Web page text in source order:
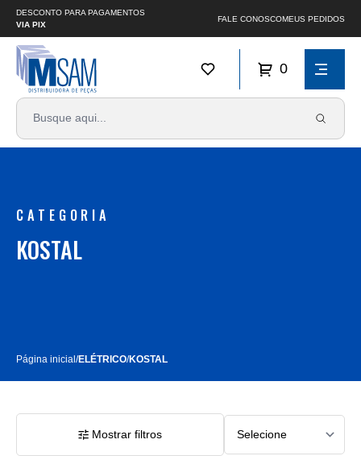
DESCONTO PARA PAGAMENTOS
VIA PIX
FALE CONOSCOMEUS PEDIDOS
0
CATEGORIA
KOSTAL
Página inicial/ELÉTRICO/KOSTAL
Mostrar filtros